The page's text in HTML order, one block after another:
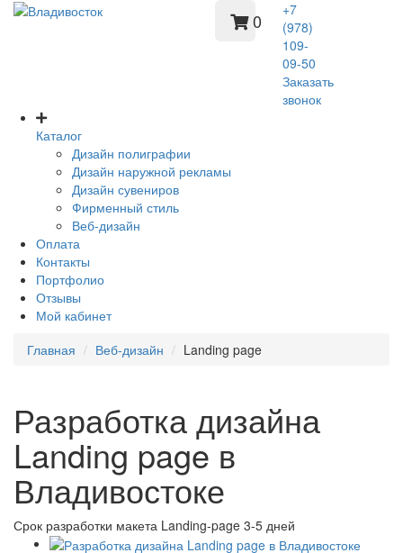
0
+7
(978)
109-
09-50
Заказать
звонок
Каталог
Дизайн полиграфии
Дизайн наружной рекламы
Дизайн сувениров
Фирменный стиль
Веб-дизайн
Оплата
Контакты
Портфолио
Отзывы
Мой кабинет
Главная
Веб-дизайн Landing page
Разработка дизайна
Landing page в
Владивостоке
Срок разработки макета Landing-page 3-5 дней